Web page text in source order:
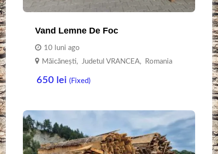
Vand Lemne De Foc
10 luni ago
Măicănești, Judetul VRANCEA, Romania
650 lei (Fixed)